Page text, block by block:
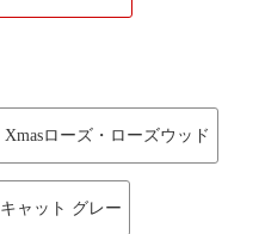
Xmasローズ・ローズウッド
キャット グレー